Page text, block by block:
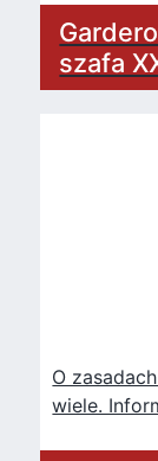
szafa
O
wiele.